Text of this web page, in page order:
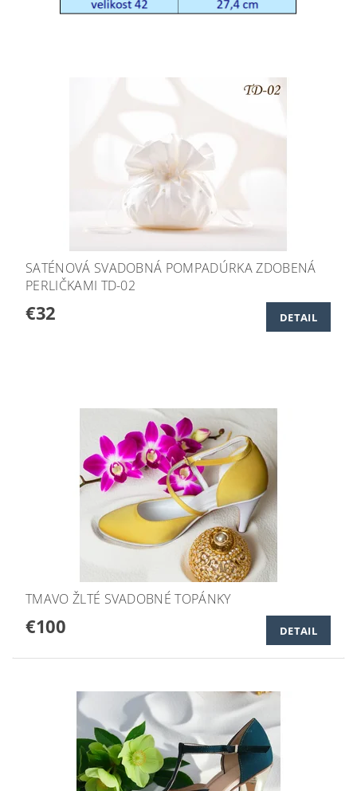
SATÉNOVÁ SVADOBNÁ POMPADÚRKA ZDOBENÁ
PERLIČKAMI TD-02
€32 DETAIL
TMAVO ŽLTÉ SVADOBNÉ TOPÁNKY
€100 DETAIL